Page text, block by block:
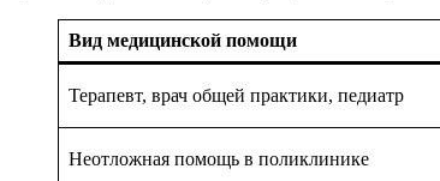
Вид медицинской помощи
Терапевт, врач общей практики, педиатр
Неотложная помощь в поликлинике